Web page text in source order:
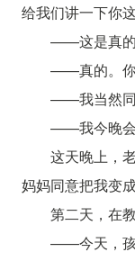
给我们讲一下你
——这是真的
——真的。你
——我当然
——我今晚会
这天晚上，
妈妈同意把我变
第二天，在
——今天，孩